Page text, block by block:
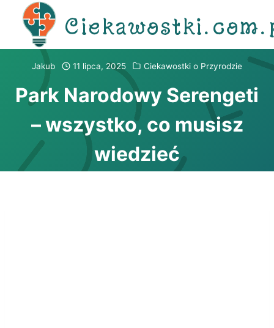
Przejdź
Jakub 11 lipca, 2025 Ciekawostki o Przyrodzie
Park Narodowy Serengeti
– wszystko, co musisz
wiedzieć